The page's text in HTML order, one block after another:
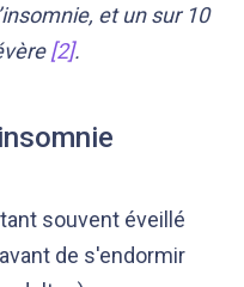
et un sur 10
[2].
souvent éveillé
de s'endormir